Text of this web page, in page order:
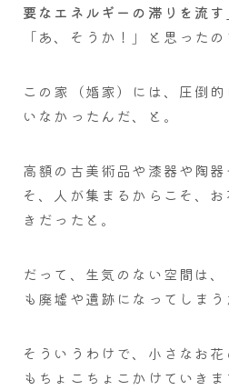
要なエネルギーの滞りを流す
「あ、そうか！」と思ったの
この家（婚家）には、圧倒
いなかったんだ、と。
高額の古美術品や漆器や陶
そ、人が集まるからこそ、
きだったと。
だって、生気のない空間は
も廃墟や遺跡になってしまう
そういうわけで、小さなお
もちょこちょこかけていき